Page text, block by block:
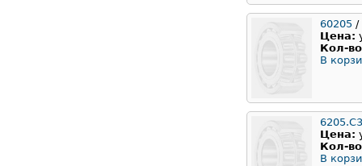
60205 /
Цена:
Кол-
В
6205.C3
Цена:
Кол-
В